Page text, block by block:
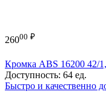
26000 ₽
Кромка ABS 16200 42/
Доступность: 64 ед.
Быстро и качественно